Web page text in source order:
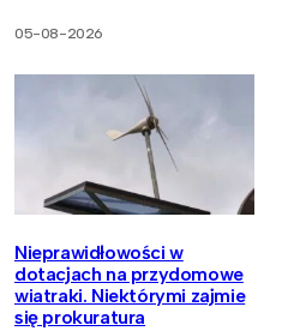
05-08-2026
Nieprawidłowości w
dotacjach na przydomowe
wiatraki. Niektórymi zajmie
się prokuratura